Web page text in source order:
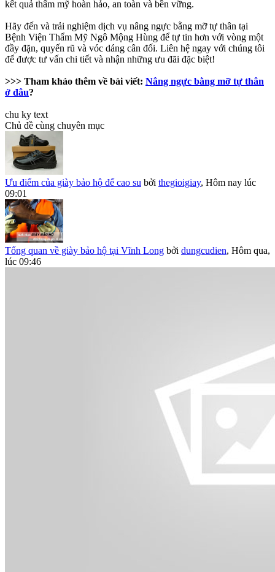
kết quả thẩm mỹ hoàn hảo, an toàn và bền vững.
Hãy đến và trải nghiệm dịch vụ nâng ngực bằng mỡ tự thân tại
Bệnh Viện Thẩm Mỹ Ngô Mộng Hùng để tự tin hơn với vòng một
đầy đặn, quyến rũ và vóc dáng cân đối. Liên hệ ngay với chúng tôi
để được tư vấn chi tiết và nhận những ưu đãi đặc biệt!
>>> Tham khảo thêm về bài viết: Nâng ngực bằng mỡ tự thân
ở đâu?
chu ky text
Chủ đề cùng chuyên mục
Ưu điểm của giày bảo hộ đế cao su bởi thegioigiay, Hôm nay lúc
09:01
Tổng quan về giày bảo hộ tại Vĩnh Long bởi dungcudien, Hôm qua,
lúc 09:46